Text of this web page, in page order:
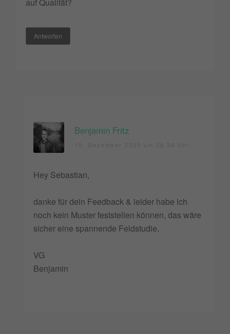
Antworten
Benjamin Fritz
Hey Sebastian,
danke für dein Feedback & leider habe ich
noch kein Muster feststellen können, das wäre
sicher eine spannende Feldstudie.
VG
Benjamin